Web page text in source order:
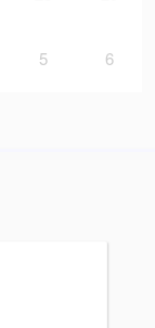
5 6